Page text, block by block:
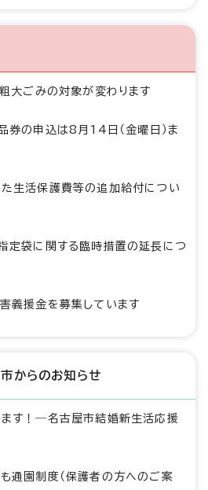
大ごみの対象が変わります
券の申込は8月14日（金曜日）ま
生活保護費等の追加給付につい
定袋に関する臨時措置の延長につ
義援金を募集しています
からのお知らせ
す！―名古屋市結婚新生活応援
通園制度（保護者の方へのご案